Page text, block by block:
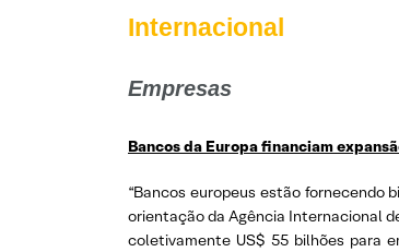
Internacional
Empresas
Bancos da Europa financiam
“Bancos europeus estão fornecendo
orientação da Agência Internacional
coletivamente US$ 55 bilhões para